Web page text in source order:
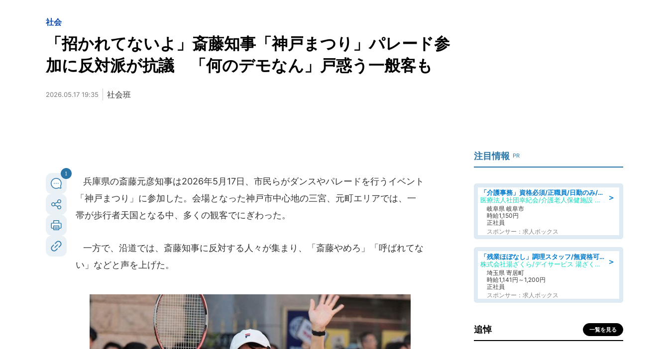
社会
「招かれてないよ」斎藤知事「神戸まつり」パレード参
加に反対派が抗議 「何のデモなん」戸惑う一般客も
2026.05.17 19:35 社会班
1
兵庫県の斎藤元彦知事は2026年5月17日、市民らがダンスやパレードを行うイベント
「神戸まつり」に参加した。会場となった神戸市中心地の三宮、元町エリアでは、一
帯が歩行者天国となる中、多くの観客でにぎわった。
一方で、沿道では、斎藤知事に反対する人々が集まり、「斎藤やめろ」「呼ばれてな
い」などと声を上げた。
注目情報 PR
＞
「介護事務」資格必須/正職員/日勤のみ/介護老人保健施設
医療法人社団幸紀会/介護老人保健施設 グリーンビラ安江
岐阜県 岐阜市
時給1,150円
正社員
スポンサー：求人ボックス
＞
「残業ほぼなし」調理スタッフ/無資格可/正職員/日勤のみ/デイサービス/社会保障完備
株式会社湯ざくら/デイサービス 湯ざくらケアリゾート
埼玉県 寄居町
時給1,141円～1,200円
正社員
スポンサー：求人ボックス
追悼 一覧を見る